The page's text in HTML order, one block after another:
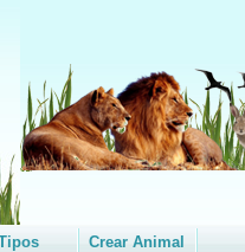
Crear Animal